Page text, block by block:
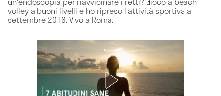
volley a buoni livelli e ho ripreso l'attività sportiva a
settembre 2016. Vivo a Roma.